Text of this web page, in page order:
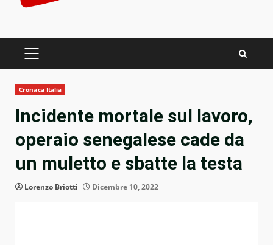
PRIMARY
Cronaca Italia
Incidente mortale sul lavoro,
operaio senegalese cade da
un muletto e sbatte la testa
Lorenzo Briotti Dicembre 10, 2022